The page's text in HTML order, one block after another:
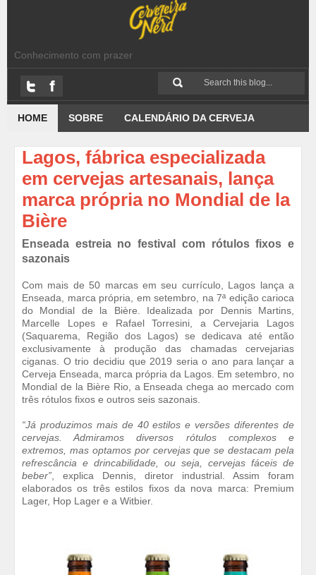
Conhecimento com prazer
HOME SOBRE CALENDÁRIO DA CERVEJA
Lagos, fábrica especializada
em cervejas artesanais, lança
marca própria no Mondial de la
Bière
Enseada estreia no festival com rótulos fixos e
sazonais
Com mais de 50 marcas em seu currículo, Lagos lança a
Enseada, marca própria, em setembro, na 7ª edição carioca
do Mondial de la Bière. Idealizada por Dennis Martins,
Marcelle Lopes e Rafael Torresini, a Cervejaria Lagos
(Saquarema, Região dos Lagos) se dedicava até então
exclusivamente à produção das chamadas cervejarias
ciganas. O trio decidiu que 2019 seria o ano para lançar a
Cerveja Enseada, marca própria da Lagos. Em setembro, no
Mondial de la Bière Rio, a Enseada chega ao mercado com
três rótulos fixos e outros seis sazonais.
“Já produzimos mais de 40 estilos e versões diferentes de
cervejas. Admiramos diversos rótulos complexos e
extremos, mas optamos por cervejas que se destacam pela
refrescância e drincabilidade, ou seja, cervejas fáceis de
beber”, explica Dennis, diretor industrial. Assim foram
elaborados os três estilos fixos da nova marca: Premium
Lager, Hop Lager e a Witbier.